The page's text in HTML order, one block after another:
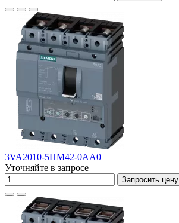
3VA2010-5HM42-0AA0
Уточняйте в запросе
Запросить цену